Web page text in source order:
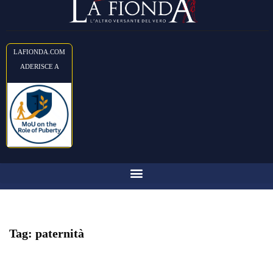
LAFIONDA.COM
ADERISCE A
Tag: paternità